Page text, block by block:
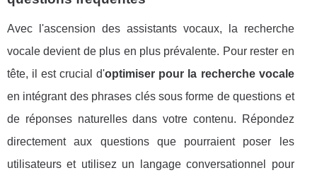
Avec l'ascension des assistants vocaux, la recherche
vocale devient de plus en plus prévalente. Pour rester en
tête, il est crucial d'optimiser pour la recherche vocale
en intégrant des phrases clés sous forme de questions et
de réponses naturelles dans votre contenu. Répondez
directement aux questions que pourraient poser les
utilisateurs et utilisez un langage conversationnel pour